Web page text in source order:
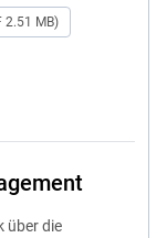
2.51 MB)
über die